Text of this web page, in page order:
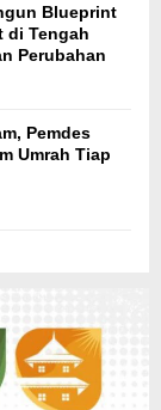
Blueprint
di Tengah
Perubahan
Pemdes
Umrah Tiap